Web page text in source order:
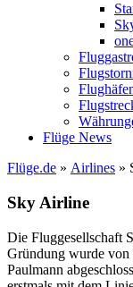
Flüge News
Flüge.de » Airlines »
Sky Airline
Die Fluggesellschaft
Gründung wurde von
Paulmann